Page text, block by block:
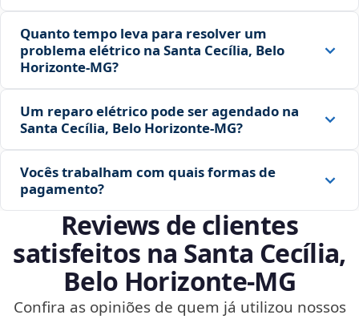
Quanto tempo leva para resolver um
problema elétrico na Santa Cecília, Belo
Horizonte‑MG?
Um reparo elétrico pode ser agendado na
Santa Cecília, Belo Horizonte‑MG?
Vocês trabalham com quais formas de
pagamento?
Reviews de clientes
satisfeitos na Santa Cecília,
Belo Horizonte‑MG
Confira as opiniões de quem já utilizou nossos